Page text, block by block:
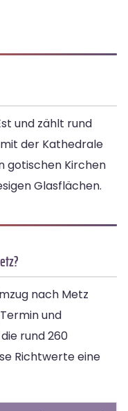
und zählt rund
mit der Kathedrale
gotischen Kirchen
Glasflächen.
nach Metz
und
rund 260
Richtwerte eine